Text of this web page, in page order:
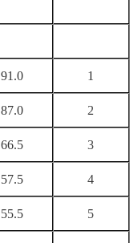
91.0 1
87.0 2
66.5 3
57.5 4
55.5 5